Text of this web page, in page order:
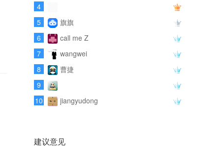
4
5
旗旗
6
call me Z
7
wangwei
8
曹捷
9
10
jiangyudong
建议意见